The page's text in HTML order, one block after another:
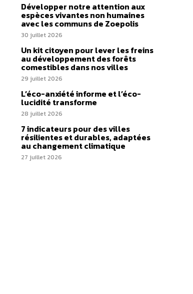
Développer notre attention aux
espèces vivantes non humaines
avec les communs de Zoepolis
30 juillet 2026
Un kit citoyen pour lever les freins
au développement des forêts
comestibles dans nos villes
29 juillet 2026
L’éco-anxiété informe et l’éco-
lucidité transforme
28 juillet 2026
7 indicateurs pour des villes
résilientes et durables, adaptées
au changement climatique
27 juillet 2026